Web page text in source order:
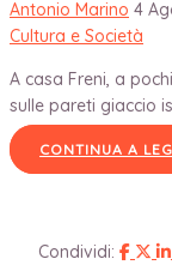
Antonio Marino 4
Cultura e Società
A casa Freni, a
sulle pareti giaccio
CONTINUA A
Condividi: